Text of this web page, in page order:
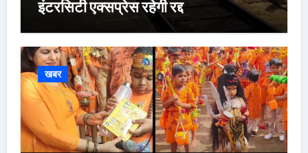
इंटरसिटी एक्सप्रेस रहेगी रद्द
खबर